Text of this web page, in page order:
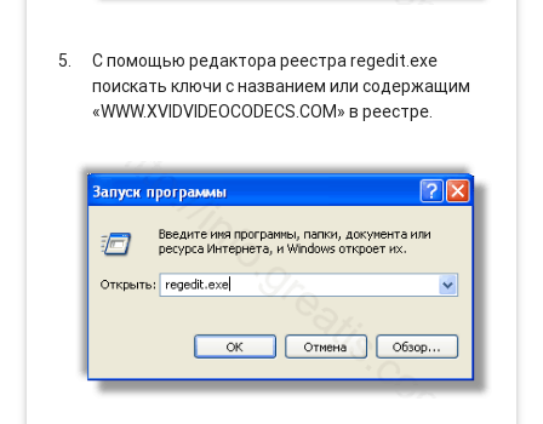
С помощью редактора реестра regedit.exe
поискать ключи с названием или содержащим
«WWW.XVIDVIDEOCODECS.COM» в реестре.